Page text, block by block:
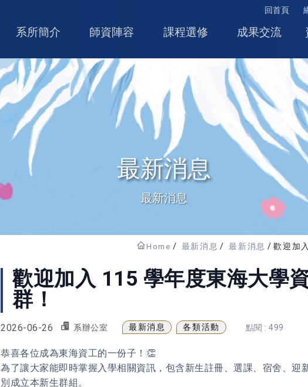
回首頁
系所簡介 師資陣容 課程選修 成果交流
最新消息
最新消息
Home 最新消息 最新消息 歡迎加
歡迎加入 115 學年度東海大學
群！
2026-06-26 系辦公室 最新消息 各類活動 點閱 : 499
恭喜各位成為東海資工的一份子！👏
為了讓大家能即時掌握入學相關資訊，包含新生註冊、選課、宿舍、迎
別成立本新生群組。